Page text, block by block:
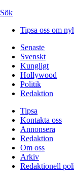
Sök
Tipsa oss om
Senaste
Svenskt
Kungligt
Hollywood
Politik
Redaktion
Tipsa
Kontakta oss
Annonsera
Redaktion
Om oss
Arkiv
Redaktionell